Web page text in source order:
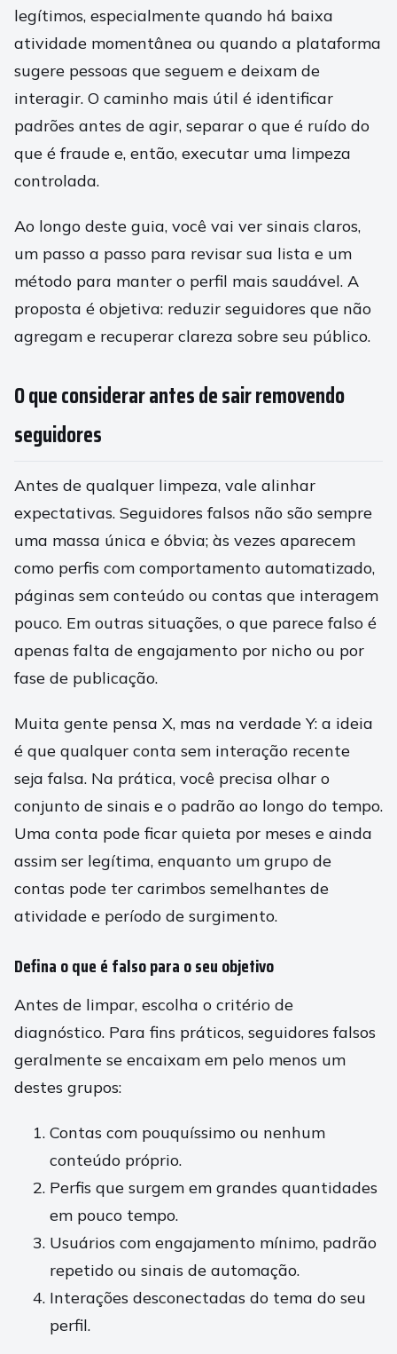
legítimos, especialmente quando há baixa
atividade momentânea ou quando a plataforma
sugere pessoas que seguem e deixam de
interagir. O caminho mais útil é identificar
padrões antes de agir, separar o que é ruído do
que é fraude e, então, executar uma limpeza
controlada.
Ao longo deste guia, você vai ver sinais claros,
um passo a passo para revisar sua lista e um
método para manter o perfil mais saudável. A
proposta é objetiva: reduzir seguidores que não
agregam e recuperar clareza sobre seu público.
O que considerar antes de sair removendo
seguidores
Antes de qualquer limpeza, vale alinhar
expectativas. Seguidores falsos não são sempre
uma massa única e óbvia; às vezes aparecem
como perfis com comportamento automatizado,
páginas sem conteúdo ou contas que interagem
pouco. Em outras situações, o que parece falso é
apenas falta de engajamento por nicho ou por
fase de publicação.
Muita gente pensa X, mas na verdade Y: a ideia
é que qualquer conta sem interação recente
seja falsa. Na prática, você precisa olhar o
conjunto de sinais e o padrão ao longo do tempo.
Uma conta pode ficar quieta por meses e ainda
assim ser legítima, enquanto um grupo de
contas pode ter carimbos semelhantes de
atividade e período de surgimento.
Defina o que é falso para o seu objetivo
Antes de limpar, escolha o critério de
diagnóstico. Para fins práticos, seguidores falsos
geralmente se encaixam em pelo menos um
destes grupos:
Contas com pouquíssimo ou nenhum
conteúdo próprio.
Perfis que surgem em grandes quantidades
em pouco tempo.
Usuários com engajamento mínimo, padrão
repetido ou sinais de automação.
Interações desconectadas do tema do seu
perfil.